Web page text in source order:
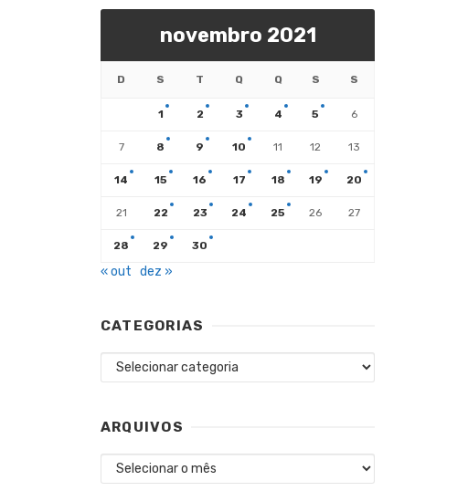
novembro 2021
D S T Q Q S S
1 2 3 4 5 6
7 8 9 10 11 12 13
14 15 16 17 18 19 20
21 22 23 24 25 26 27
28 29 30
« out dez »
CATEGORIAS
Categorias
ARQUIVOS
Arquivos